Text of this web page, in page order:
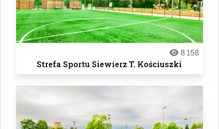
8 158
Strefa Sportu Siewierz T. Kościuszki